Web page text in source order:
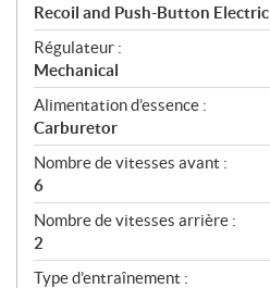
Recoil and Push-Button Electric
Régulateur :
Mechanical
Alimentation d’essence :
Carburetor
Nombre de vitesses avant :
6
Nombre de vitesses arrière :
2
Type d’entraînement :